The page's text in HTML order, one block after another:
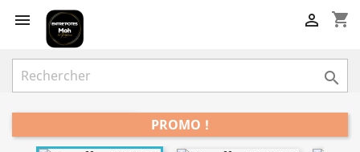
 shopping_cart


PROMO !